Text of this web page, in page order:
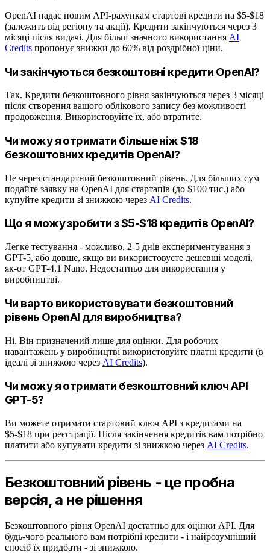
OpenAI надає новим API-рахункам стартові кредити на $5-$18
(залежить від регіону та акції). Кредити закінчуються через 3
місяці після видачі. Для більш значного використання AI
Credits пропонує знижки до 60% від роздрібної ціни.
Чи закінчуються безкоштовні кредити OpenAI?
Так. Кредити безкоштовного рівня закінчуються через 3 місяці
після створення вашого облікового запису без можливості
продовження. Використовуйте їх, або втратите.
Чи можу я отримати більше ніж $18
безкоштовних кредитів OpenAI?
Не через стандартний безкоштовний рівень. Для більших сум
подайте заявку на OpenAI для стартапів (до $100 тис.) або
купуйте кредити зі знижкою через AI Credits.
Що я можу зробити з $5-$18 кредитів OpenAI?
Легке тестування - можливо, 2-5 днів експериментування з
GPT-5, або довше, якщо ви використовуєте дешевші моделі,
як-от GPT-4.1 Nano. Недостатньо для використання у
виробництві.
Чи варто використовувати безкоштовний
рівень OpenAI для виробництва?
Ні. Він призначений лише для оцінки. Для робочих
навантажень у виробництві використовуйте платні кредити (в
ідеалі зі знижкою через AI Credits).
Чи можу я отримати безкоштовний ключ API
GPT-5?
Ви можете отримати стартовий ключ API з кредитами на
$5-$18 при реєстрації. Після закінчення кредитів вам потрібно
платити або купувати кредити зі знижкою через AI Credits.
Безкоштовний рівень - це пробна
версія, а не рішення
Безкоштовного рівня OpenAI достатньо для оцінки API. Для
будь-чого реального вам потрібні кредити - і найрозумніший
спосіб їх придбати - зі знижкою.